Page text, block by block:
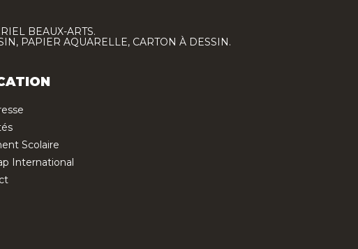
BEAUX-ARTS.
PAPIER AQUARELLE, CARTON À DESSIN.
Scolaire
International